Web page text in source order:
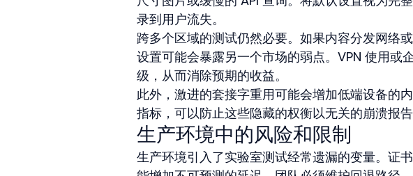
录到用户流失。
跨多个区域的测试仍然必要。如果内容分发网络
设置可能会暴露另一个市场的弱点。VPN 使用或
级，从而消除预期的收益。
此外，激进的套接字重用可能会增加低端设备的
指标，可以防止这些隐藏的权衡以无关的崩溃报告
生产环境中的风险和限制
生产环境引入了实验室测试经常遗漏的变量。证